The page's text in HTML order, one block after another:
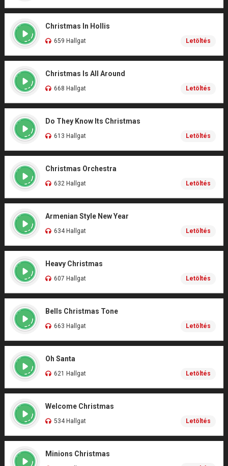
Christmas In Hollis
659 Hallgat Letöltés
Christmas Is All Around
668 Hallgat Letöltés
Do They Know Its Christmas
613 Hallgat Letöltés
Christmas Orchestra
632 Hallgat Letöltés
Armenian Style New Year
634 Hallgat Letöltés
Heavy Christmas
607 Hallgat Letöltés
Bells Christmas Tone
663 Hallgat Letöltés
Oh Santa
621 Hallgat Letöltés
Welcome Christmas
534 Hallgat Letöltés
Minions Christmas